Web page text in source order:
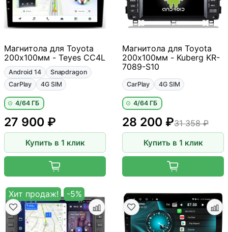
Магнитола для Toyota
200х100мм - Teyes CC4L
Android 14
Snapdragon
CarPlay
4G SIM
4/64 ГБ
27 900 ₽
Купить в 1 клик
Магнитола для Toyota
200х100мм - Kuberg KR-
7089-S10
CarPlay 4G SIM
4/64 ГБ
31 358 ₽
28 200 ₽
Купить в 1 клик
Хит продаж! -5%